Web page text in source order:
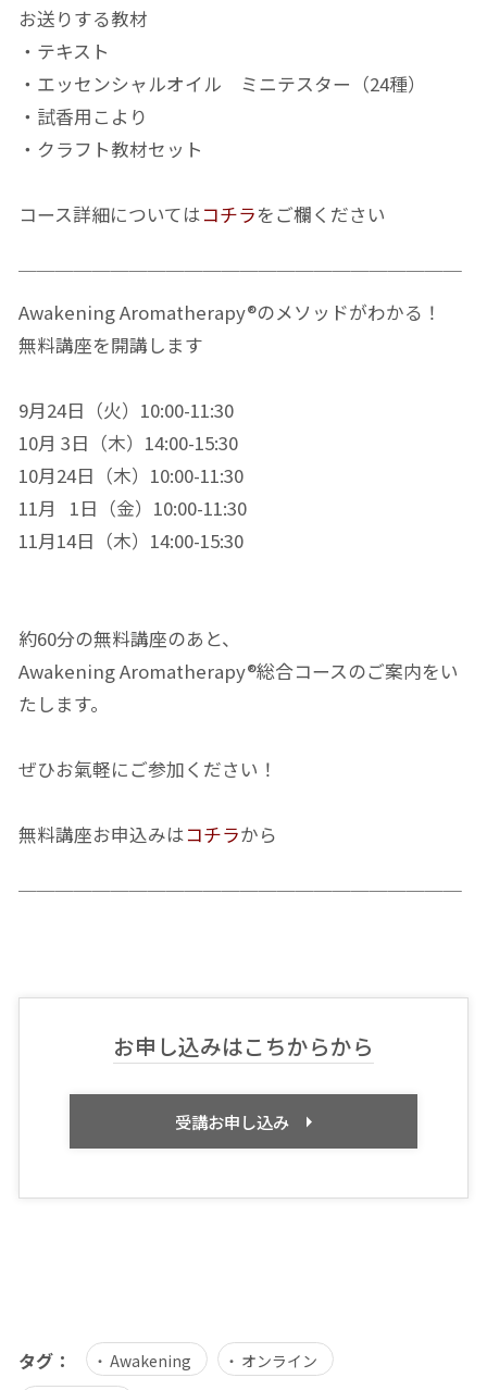
お送りする教材
・テキスト
・エッセンシャルオイル ミニテスター（24種）
・試香用こより
・クラフト教材セット
コース詳細についてはコチラをご欄ください
￣￣￣￣￣￣￣￣￣￣￣￣￣￣￣￣￣￣￣￣￣￣￣￣
Awakening Aromatherapy®のメソッドがわかる！
無料講座を開講します
9月24日（火）10:00-11:30
10月 3日（木）14:00-15:30
10月24日（木）10:00-11:30
11月 1日（金）10:00-11:30
11月14日（木）14:00-15:30
約60分の無料講座のあと、
Awakening Aromatherapy®総合コースのご案内をい
たします。
ぜひお氣軽にご参加ください！
無料講座お申込みはコチラから
￣￣￣￣￣￣￣￣￣￣￣￣￣￣￣￣￣￣￣￣￣￣￣￣
お申し込みはこちからから
受講お申し込み
タグ： Awakening
オンライン